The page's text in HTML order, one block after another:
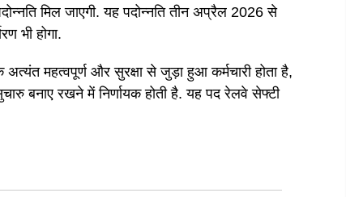
मिल जाएगी. यह पदोन्नति तीन अप्रैल 2026 से
भी होगा.
महत्वपूर्ण और सुरक्षा से जुड़ा हुआ कर्मचारी होता है,
बनाए रखने में निर्णायक होती है. यह पद रेलवे सेफ्टी